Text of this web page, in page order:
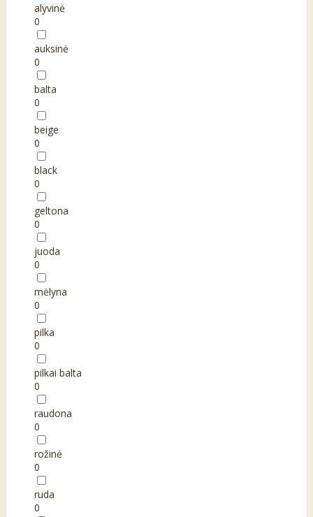
alyvinė
0
auksinė
0
balta
0
beige
0
black
0
geltona
0
juoda
0
mėlyna
0
pilka
0
pilkai balta
0
raudona
0
rožinė
0
ruda
0